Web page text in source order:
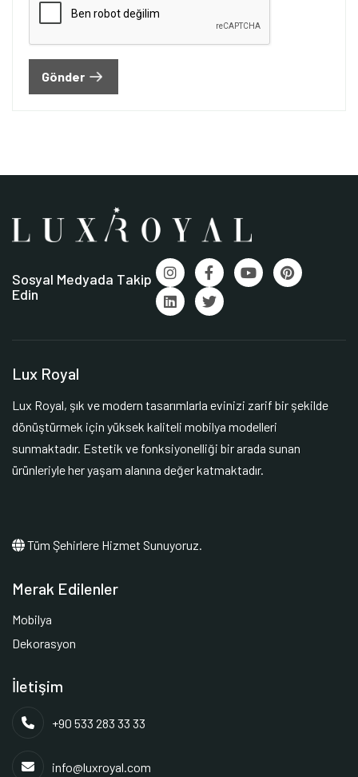
Gönder
Sosyal Medyada Takip
Edin
Lux Royal
Lux Royal, şık ve modern tasarımlarla evinizi zarif bir şekilde
dönüştürmek için yüksek kaliteli mobilya modelleri
sunmaktadır. Estetik ve fonksiyonelliği bir arada sunan
ürünleriyle her yaşam alanına değer katmaktadır.
Tüm Şehirlere Hizmet Sunuyoruz.
Merak Edilenler
Mobilya
Dekorasyon
İletişim
+90 533 283 33 33
info@luxroyal.com